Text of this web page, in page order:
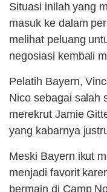
Situasi inilah yang
masuk ke dalam
melihat peluang
negosiasi kembali
Pelatih Bayern,
Nico sebagai salah
merekrut Jamie
yang kabarnya
Meski Bayern ikut
menjadi favorit
bermain di Camp